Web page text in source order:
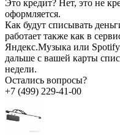
Это кредит? Нет, это не
оформляется.
Как будут списывать
работает также как в
Яндекс.Музыка или
дальше с вашей карты
недели.
Остались вопросы?
+7 (499) 229-41-00